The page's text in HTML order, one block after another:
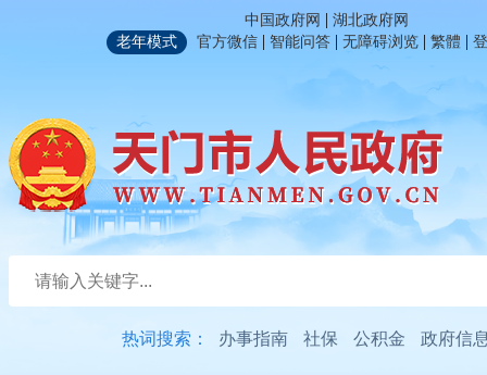
中国政府网 | 湖北政府网
老年模式
官方微信 | 智能问答 | 无障碍浏览 | 繁體 |
热词搜索： 办事指南 社保 公积金 政府信